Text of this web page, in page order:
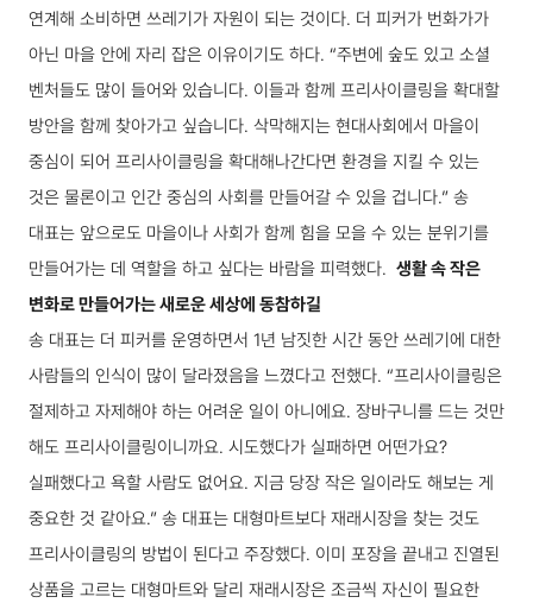
연계해 소비하면 쓰레기가 자원이 되는 것이다. 더 피커가 번화가가
아닌 마을 안에 자리 잡은 이유이기도 하다. “주변에 숲도 있고 소셜
벤처들도 많이 들어와 있습니다. 이들과 함께 프리사이클링을 확대할
방안을 함께 찾아가고 싶습니다. 삭막해지는 현대사회에서 마을이
중심이 되어 프리사이클링을 확대해나간다면 환경을 지킬 수 있는
것은 물론이고 인간 중심의 사회를 만들어갈 수 있을 겁니다.” 송
대표는 앞으로도 마을이나 사회가 함께 힘을 모을 수 있는 분위기를
만들어가는 데 역할을 하고 싶다는 바람을 피력했다. 생활 속 작은
변화로 만들어가는 새로운 세상에 동참하길
송 대표는 더 피커를 운영하면서 1년 남짓한 시간 동안 쓰레기에 대한
사람들의 인식이 많이 달라졌음을 느꼈다고 전했다. “프리사이클링은
절제하고 자제해야 하는 어려운 일이 아니에요. 장바구니를 드는 것만
해도 프리사이클링이니까요. 시도했다가 실패하면 어떤가요?
실패했다고 욕할 사람도 없어요. 지금 당장 작은 일이라도 해보는 게
중요한 것 같아요.” 송 대표는 대형마트보다 재래시장을 찾는 것도
프리사이클링의 방법이 된다고 주장했다. 이미 포장을 끝내고 진열된
상품을 고르는 대형마트와 달리 재래시장은 조금씩 자신이 필요한